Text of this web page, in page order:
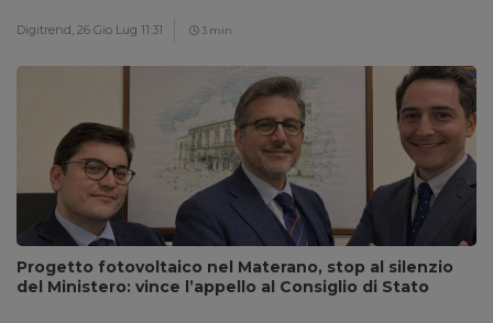
Digitrend, 26 Gio Lug 11:31 3 min
Progetto fotovoltaico nel Materano, stop al silenzio
del Ministero: vince l’appello al Consiglio di Stato